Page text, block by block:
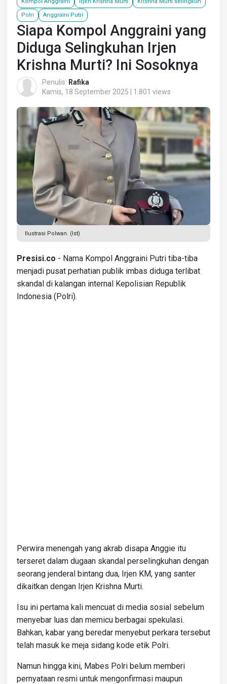
Polri Anggraini Putri
Siapa Kompol Anggraini yang
Diduga Selingkuhan Irjen
Krishna Murti? Ini Sosoknya
Penulis: Rafika
Kamis, 18 September 2025 | 1.801 views
Ilustrasi Polwan. (Ist)
Presisi.co - Nama Kompol Anggraini Putri tiba-tiba
menjadi pusat perhatian publik imbas diduga terlibat
skandal di kalangan internal Kepolisian Republik
Indonesia (Polri).
Perwira menengah yang akrab disapa Anggie itu
terseret dalam dugaan skandal perselingkuhan dengan
seorang jenderal bintang dua, Irjen KM, yang santer
dikaitkan dengan Irjen Krishna Murti.
Isu ini pertama kali mencuat di media sosial sebelum
menyebar luas dan memicu berbagai spekulasi.
Bahkan, kabar yang beredar menyebut perkara tersebut
telah masuk ke meja sidang kode etik Polri.
Namun hingga kini, Mabes Polri belum memberi
pernyataan resmi untuk mengonfirmasi maupun